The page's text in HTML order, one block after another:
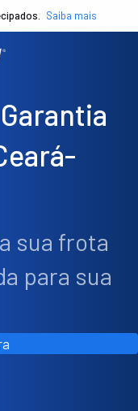
Saiba mais
sua frota
para sua